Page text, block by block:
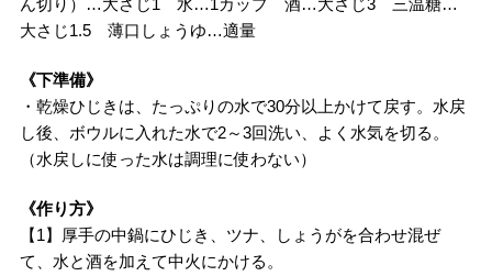
ん切り）…大さじ1 水…1カップ 酒…大さじ3 三温糖…
大さじ1.5 薄口しょうゆ…適量
《下準備》
・乾燥ひじきは、たっぷりの水で30分以上かけて戻す。水戻
し後、ボウルに入れた水で2～3回洗い、よく水気を切る。
（水戻しに使った水は調理に使わない）
《作り方》
【1】厚手の中鍋にひじき、ツナ、しょうがを合わせ混ぜ
て、水と酒を加えて中火にかける。